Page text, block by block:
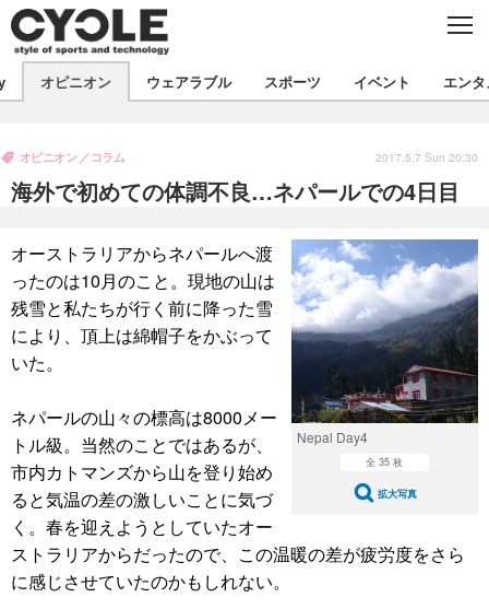
C
製品/用品
衣類
飲食
バックナンバー
コラム
インプレ
ボイス
デバイス
ビジネス
国内
海外
スポーツ
短信
まとめ
選手
写真
動画
イベント
試乗会
スポーツ
ツアー
文化
エンタメ
芸能
出版／映画
ファッション
デザイン
写真
動画
ライフ
政治
ハウツー
オピニオン ウェアラブル スポーツ イベント エンタ
海外で初めての体調不良…ネパールでの4日目
オピニオン コラム 2017.5.7 Sun 20:30
Nepal Day4
全 35 枚
拡大写真
オーストラリアからネパールへ渡
ったのは10月のこと。現地の山は
残雪と私たちが行く前に降った雪
により、頂上は綿帽子をかぶって
いた。
ネパールの山々の標高は8000メー
トル級。当然のことではあるが、
市内カトマンズから山を登り始め
ると気温の差の激しいことに気づ
く。春を迎えようとしていたオー
ストラリアからだったので、この温暖の差が疲労度をさら
に感じさせていたのかもしれない。